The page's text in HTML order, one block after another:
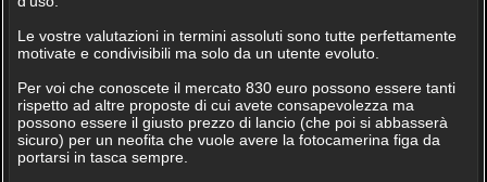
Le vostre valutazioni in termini assoluti sono tutte perfettamente
motivate e condivisibili ma solo da un utente evoluto.
Per voi che conoscete il mercato 830 euro possono essere tanti
rispetto ad altre proposte di cui avete consapevolezza ma
possono essere il giusto prezzo di lancio (che poi si abbasserà
sicuro) per un neofita che vuole avere la fotocamerina figa da
portarsi in tasca sempre.